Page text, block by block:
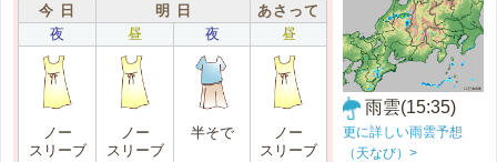
今 日 明 日
あさって
夜
昼 夜 昼
ノー
スリーブ
ノー
スリーブ
半そで
ノー
スリーブ
雨雲(15:35)
更に詳しい雨雲予想
（天なび）>